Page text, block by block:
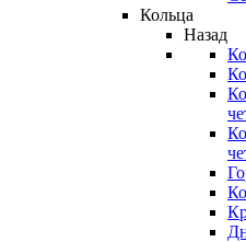
Кольца
Назад